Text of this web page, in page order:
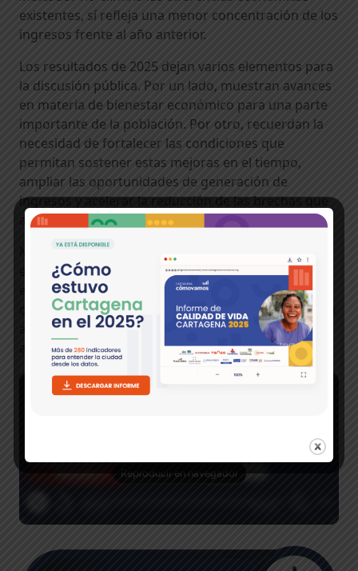
existentes, sí refleja una menor concentración de los
ingresos frente al año anterior.
Los resultados de 2025 dejan varios elementos para
la discusión pública. Por un lado, muestran avances
en materia de bienestar económico para una parte
importante de la población. Por otro, recuerdan la
necesidad de fortalecer las condiciones que
permitan sostener estas mejoras en el tiempo,
ampliar las oportunidades de generación de
ingresos y acelerar la reducción de las brechas que
aún persisten frente a otras ciudades del país.
Más allá de los porcentajes, el comportamiento de
estos indicadores permite seguir de cerca cómo
evolucionan las condiciones de vida de los
cartageneros y cuáles son los retos que marcarán la
agenda de desarrollo de la ciudad en los próximos